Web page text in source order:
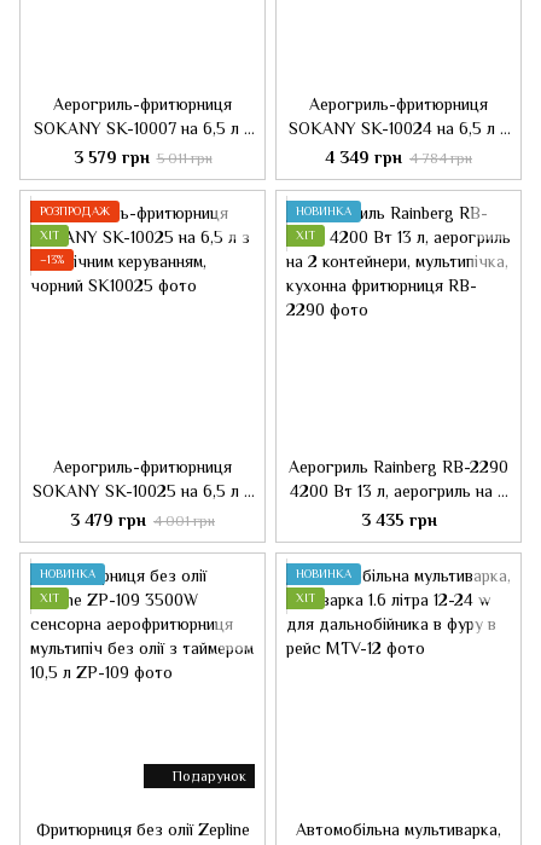
Аерогриль-фритюрниця
SOKANY SK-10007 на 6,5 л з
таймером та
терморегулятором, чорний
3 579 грн 5 011 грн
Аерогриль-фритюрниця
SOKANY SK-10024 на 6,5 л з
терморегулятором, чорний
4 349 грн 4 784 грн
РОЗПРОДАЖ
ХІТ
−13%
Аерогриль-фритюрниця
SOKANY SK-10025 на 6,5 л з
механічним керуванням,
чорний
3 479 грн 4 001 грн
НОВИНКА
ХІТ
Аерогриль Rainberg RB-2290
4200 Вт 13 л, аерогриль на 2
контейнери, мультипічка,
кухонна фритюрниця
3 435 грн
Подарунок
НОВИНКА
ХІТ
Фритюрниця без олії Zepline
НОВИНКА
ХІТ
Автомобільна мультиварка,